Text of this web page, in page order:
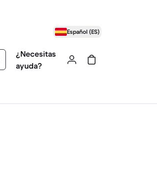
Español (ES)
¿Necesitas
ayuda?